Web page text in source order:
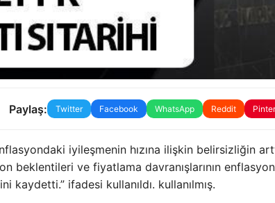
Paylaş: Twitter Facebook WhatsApp Reddit
iyileşmenin hızına ilişkin belirsizliğin
beklentileri ve fiyatlama davranışlarının
kaydetti.” ifadesi kullanıldı. kullanılmış.